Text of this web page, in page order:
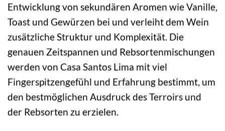
Entwicklung von sekundären Aromen wie Vanille,
Toast und Gewürzen bei und verleiht dem Wein
zusätzliche Struktur und Komplexität. Die
genauen Zeitspannen und Rebsortenmischungen
werden von Casa Santos Lima mit viel
Fingerspitzengefühl und Erfahrung bestimmt, um
den bestmöglichen Ausdruck des Terroirs und
der Rebsorten zu erzielen.